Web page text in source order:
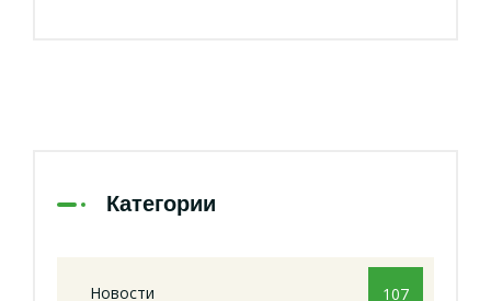
Категории
Новости 107